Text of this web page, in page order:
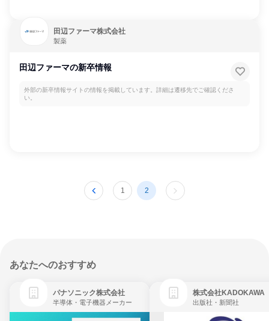
田辺ファーマ株式会社
製薬
田辺ファーマの新卒情報
外部の新卒情報サイトの情報を掲載しています。詳細は遷移先でご確認くださ
い。
1 2
あなたへのおすすめ
パナソニック株式会社
半導体・電子機器メーカー
株式会社KADOKAWA
出版社・新聞社